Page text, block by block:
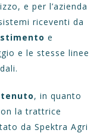
e per l’azienda
riceventi da
e
e le stesse linee
, in quanto
la trattrice
da Spektra Agri